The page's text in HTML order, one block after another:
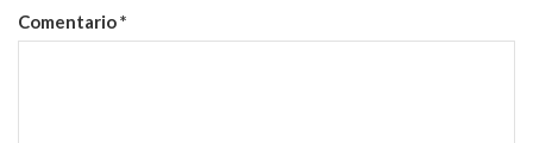
Comentario*